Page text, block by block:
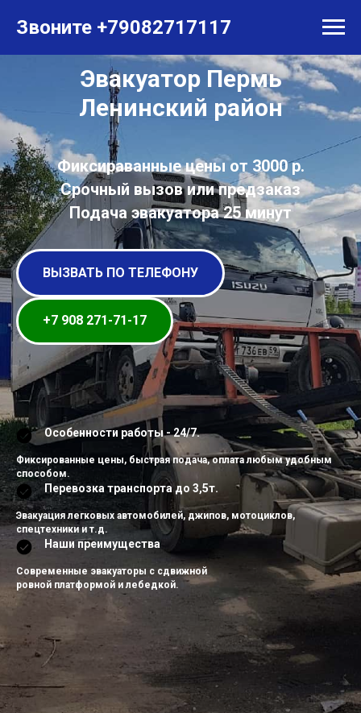
Звоните +79082717117
Эвакуатор Пермь
Ленинский район
Фиксираванные цены от 3000 р.
Срочный вызов или предзаказ
Подача эвакуатора 25 минут
ВЫЗВАТЬ ПО ТЕЛЕФОНУ
+7 908 271-71-17
Особенности работы - 24/7.
Фиксированные цены, быстрая подача, оплата любым удобным
способом.
Перевозка транспорта до 3,5т.
Эвакуация легковых автомобилей, джипов, мотоциклов,
спецтехники и т.д.
Наши преимущества
Современные эвакуаторы с сдвижной
ровной платформой и лебедкой.